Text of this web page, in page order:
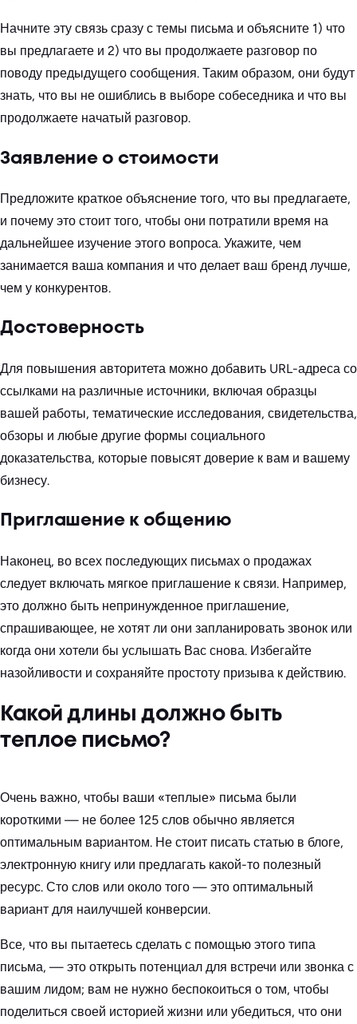
Начните эту связь сразу с темы письма и объясните 1) что
вы предлагаете и 2) что вы продолжаете разговор по
поводу предыдущего сообщения. Таким образом, они будут
знать, что вы не ошиблись в выборе собеседника и что вы
продолжаете начатый разговор.
Заявление о стоимости
Предложите краткое объяснение того, что вы предлагаете,
и почему это стоит того, чтобы они потратили время на
дальнейшее изучение этого вопроса. Укажите, чем
занимается ваша компания и что делает ваш бренд лучше,
чем у конкурентов.
Достоверность
Для повышения авторитета можно добавить URL-адреса со
ссылками на различные источники, включая образцы
вашей работы, тематические исследования, свидетельства,
обзоры и любые другие формы социального
доказательства, которые повысят доверие к вам и вашему
бизнесу.
Приглашение к общению
Наконец, во всех последующих письмах о продажах
следует включать мягкое приглашение к связи. Например,
это должно быть непринужденное приглашение,
спрашивающее, не хотят ли они запланировать звонок или
когда они хотели бы услышать Вас снова. Избегайте
назойливости и сохраняйте простоту призыва к действию.
Какой длины должно быть
теплое письмо?
Очень важно, чтобы ваши «теплые» письма были
короткими — не более 125 слов обычно является
оптимальным вариантом. Не стоит писать статью в блоге,
электронную книгу или предлагать какой-то полезный
ресурс. Сто слов или около того — это оптимальный
вариант для наилучшей конверсии.
Все, что вы пытаетесь сделать с помощью этого типа
письма, — это открыть потенциал для встречи или звонка с
вашим лидом; вам не нужно беспокоиться о том, чтобы
поделиться своей историей жизни или убедиться, что они